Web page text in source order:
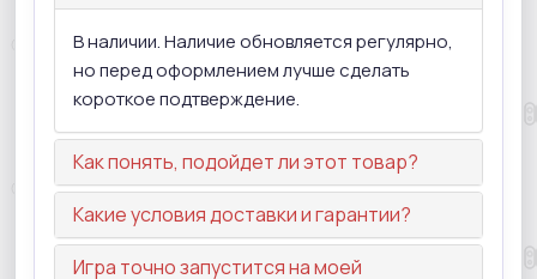
В наличии. Наличие обновляется регулярно,
но перед оформлением лучше сделать
короткое подтверждение.
Как понять, подойдет ли этот товар?
Какие условия доставки и гарантии?
Игра точно запустится на моей